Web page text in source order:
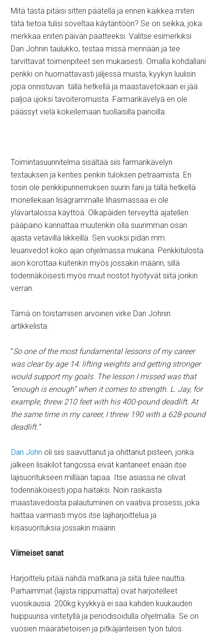
Mitä tästä pitäisi sitten päätellä ja ennen kaikkea miten
tätä tietoa tulisi soveltaa käytäntöön? Se on seikka, joka
merkkaa eniten päivän päätteeksi. Valitse esimerkiksi
Dan Johnin taulukko, testaa missä mennään ja tee
tarvittavat toimenpiteet sen mukaisesti. Omalla kohdallani
penkki on huomattavasti jäljessä muista, kyykyn luulisin
jopa onnistuvan tällä hetkellä ja maastavetokaan ei jää
paljoa ujoksi tavoiteromuista. Farmarikävelyä en ole
päässyt vielä kokeilemaan tuollaisilla painoilla.
Toimintasuunnitelma sisältää siis farmarikävelyn
testauksen ja kenties penkin tuloksen petraamista. En
tosin ole penkkipunnerruksen suurin fani ja tällä hetkellä
monellekaan lisägrammalle lihasmassaa ei ole
ylävartalossa käyttöä. Olkapäiden terveyttä ajatellen
pääpaino kannattaa muutenkin olla suurimman osan
ajasta vetävillä liikkeillä. Sen vuoksi pidän mm.
leuanvedot koko ajan ohjelmassa mukana. Penkkitulosta
aion korottaa kuitenkin myös jossakin määrin, sillä
todennäköisesti myös muut nostot hyötyvät siitä jonkin
verran.
Tämä on toistamisen arvoinen virke Dan Johnin
artikkelista:
”So one of the most fundamental lessons of my career
was clear by age 14: lifting weights and getting stronger
would support my goals. The lesson I missed was that
”enough is enough” when it comes to strength. L. Jay, for
example, threw 210 feet with his 400-pound deadlift. At
the same time in my career, I threw 190 with a 628-pound
deadlift.”
Dan John oli siis saavuttanut ja ohittanut pisteen, jonka
jälkeen lisäkilot tangossa eivät kantaneet enään itse
lajisuoritukseen millään tapaa. Itse asiassa ne olivat
todennäköisesti jopa haitaksi. Noin raskaista
maastavedoista palautuminen on vaativa prosessi, joka
haittaa varmasti myös itse lajiharjoittelua ja
kisasuorituksia jossakin määrin.
Viimeiset sanat
Harjoittelu pitää nähdä matkana ja siitä tulee nauttia.
Parhaimmat (lajista riippumatta) ovat harjoitelleet
vuosikausia. 200kg kyykkyä ei saa kahden kuukauden
huippuunsa viritetyllä ja periodisoidulla ohjelmalla. Se on
vuosien määrätietoisen ja pitkäjänteisen työn tulos.